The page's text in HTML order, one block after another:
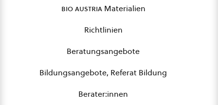
bio austriaMaterialien
Richtlinien
Beratungsangebote
Bildungsangebote, Referat Bildung
Berater:innen